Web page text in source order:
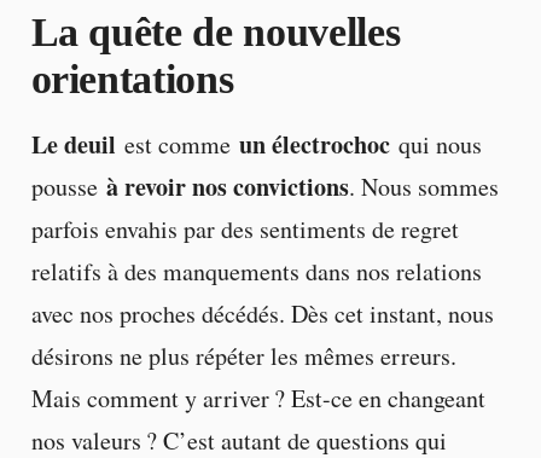
La quête de nouvelles
orientations
Le deuil est comme un électrochocqui nous
pousse à revoir nos convictions. Nous sommes
parfois envahis par des sentiments de regret
relatifs à des manquements dans nos relations
avec nos proches décédés. Dès cet instant, nous
désirons ne plus répéter les mêmes erreurs.
Mais comment y arriver ? Est-ce en changeant
nos valeurs ? C’est autant de questions qui